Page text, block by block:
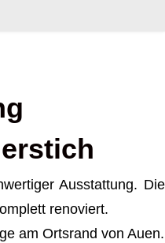
Ausstattung. Die
renoviert.
am Ortsrand von Auen.